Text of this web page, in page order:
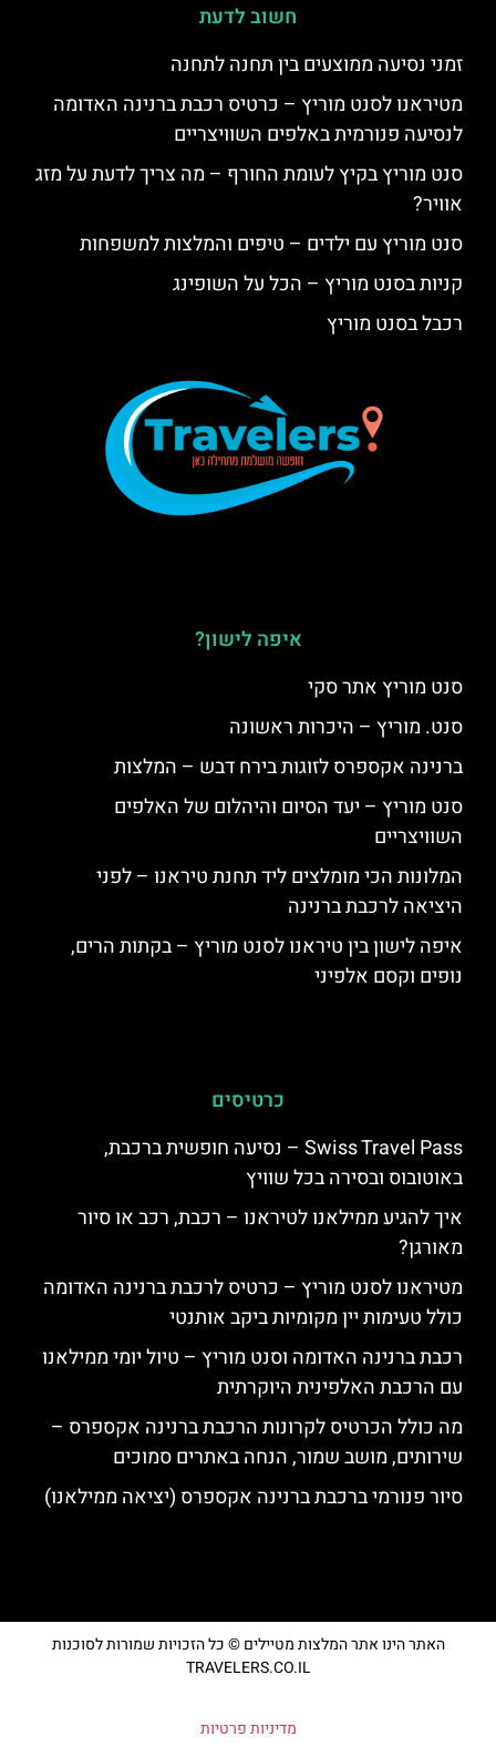
חשוב לדעת
זמני נסיעה ממוצעים בין תחנה לתחנה
מטיראנו לסנט מוריץ – כרטיס רכבת ברנינה האדומה
לנסיעה פנורמית באלפים השוויצריים
סנט מוריץ בקיץ לעומת החורף – מה צריך לדעת על מזג
אוויר?
סנט מוריץ עם ילדים – טיפים והמלצות למשפחות
קניות בסנט מוריץ – הכל על השופינג
רכבל בסנט מוריץ
איפה לישון?
סנט מוריץ אתר סקי
סנט. מוריץ – היכרות ראשונה
ברנינה אקספרס לזוגות בירח דבש – המלצות
סנט מוריץ – יעד הסיום והיהלום של האלפים
השוויצריים
המלונות הכי מומלצים ליד תחנת טיראנו – לפני
היציאה לרכבת ברנינה
איפה לישון בין טיראנו לסנט מוריץ – בקתות הרים,
נופים וקסם אלפיני
כרטיסים
Swiss Travel Pass – נסיעה חופשית ברכבת,
באוטובוס ובסירה בכל שוויץ
איך להגיע ממילאנו לטיראנו – רכבת, רכב או סיור
מאורגן?
מטיראנו לסנט מוריץ – כרטיס לרכבת ברנינה האדומה
כולל טעימות יין מקומיות ביקב אותנטי
רכבת ברנינה האדומה וסנט מוריץ – טיול יומי ממילאנו
עם הרכבת האלפינית היוקרתית
מה כולל הכרטיס לקרונות הרכבת ברנינה אקספרס –
שירותים, מושב שמור, הנחה באתרים סמוכים
סיור פנורמי ברכבת ברנינה אקספרס (יציאה ממילאנו)
האתר הינו אתר המלצות מטיילים © כל הזכויות שמורות לסוכנות
TRAVELERS.CO.IL
מדיניות פרטיות